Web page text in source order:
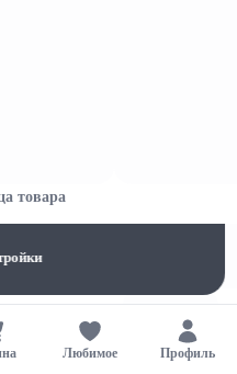
Любимое Профиль
сайта используются
товара